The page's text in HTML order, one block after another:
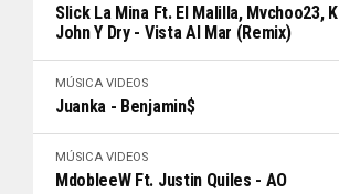
Slick La Mina Ft. El Malilla, Mvchoo23, K
John Y Dry - Vista Al Mar (Remix)
MÚSICA VIDEOS
Juanka - Benjamin$
MÚSICA VIDEOS
MdobleeW Ft. Justin Quiles - AO